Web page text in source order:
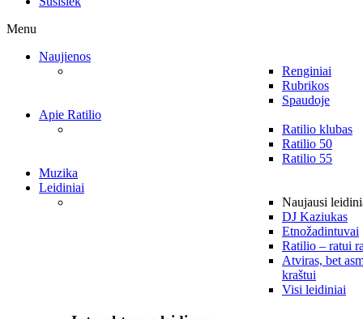
Menu
Naujienos
Renginiai
Rubrikos
Spaudoje
Apie Ratilio
Ratilio klubas
Ratilio 50
Ratilio 55
Muzika
Leidiniai
Naujausi
DJ Kaziukas
Etnožadintuvai
Ratilio – ratui
Atviras, bet
kraštui
Visi leidiniai